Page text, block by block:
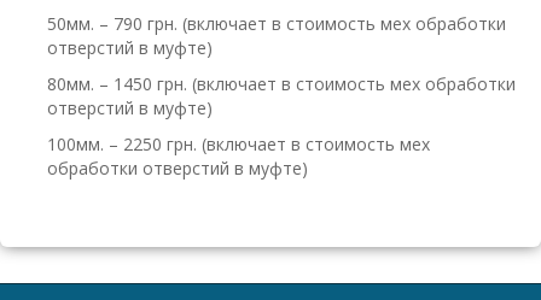
50мм. – 790 грн. (включает в стоимость мех обработки
отверстий в муфте)
80мм. – 1450 грн. (включает в стоимость мех обработки
отверстий в муфте)
100мм. – 2250 грн. (включает в стоимость мех
обработки отверстий в муфте)